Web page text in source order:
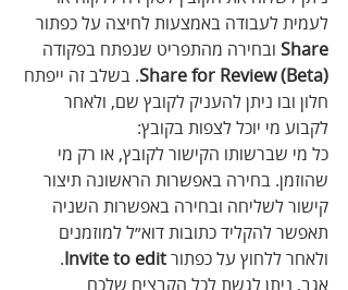
לעמית לעבודה באמצעות לחיצה על כפתור
Share ובחירה מהתפריט שנפתח בפקודה
Share for Review (Beta). בשלב זה ייפתח
חלון ובו ניתן להעניק לקובץ שם, ולאחר
לקבוע מי יוכל לצפות בקובץ:
כל מי שברשותו הקישור לקובץ, או רק מי
שהוזמן. בחירה באפשרות הראשונה תיצור
קישור לשליחה ובחירה באפשרות השניה
תאפשר להקליד כתובות דוא״ל למוזמנים
ולאחר ללחוץ על כפתור Invite to edit
.
אגב, ניתן לגשת לכל הקבצים שלכם